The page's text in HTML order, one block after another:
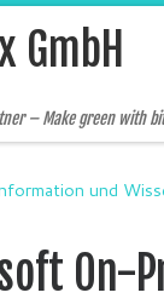
GmbH
– Make green with
und
On-